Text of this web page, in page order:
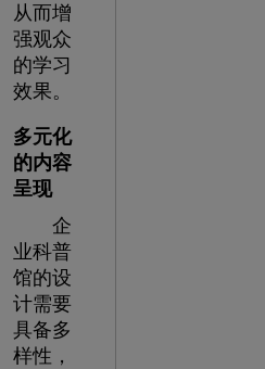
从而增
强观众
的学习
效果。
多元化
的内容
呈现
企
业科普
馆的设
计需要
具备多
样性，